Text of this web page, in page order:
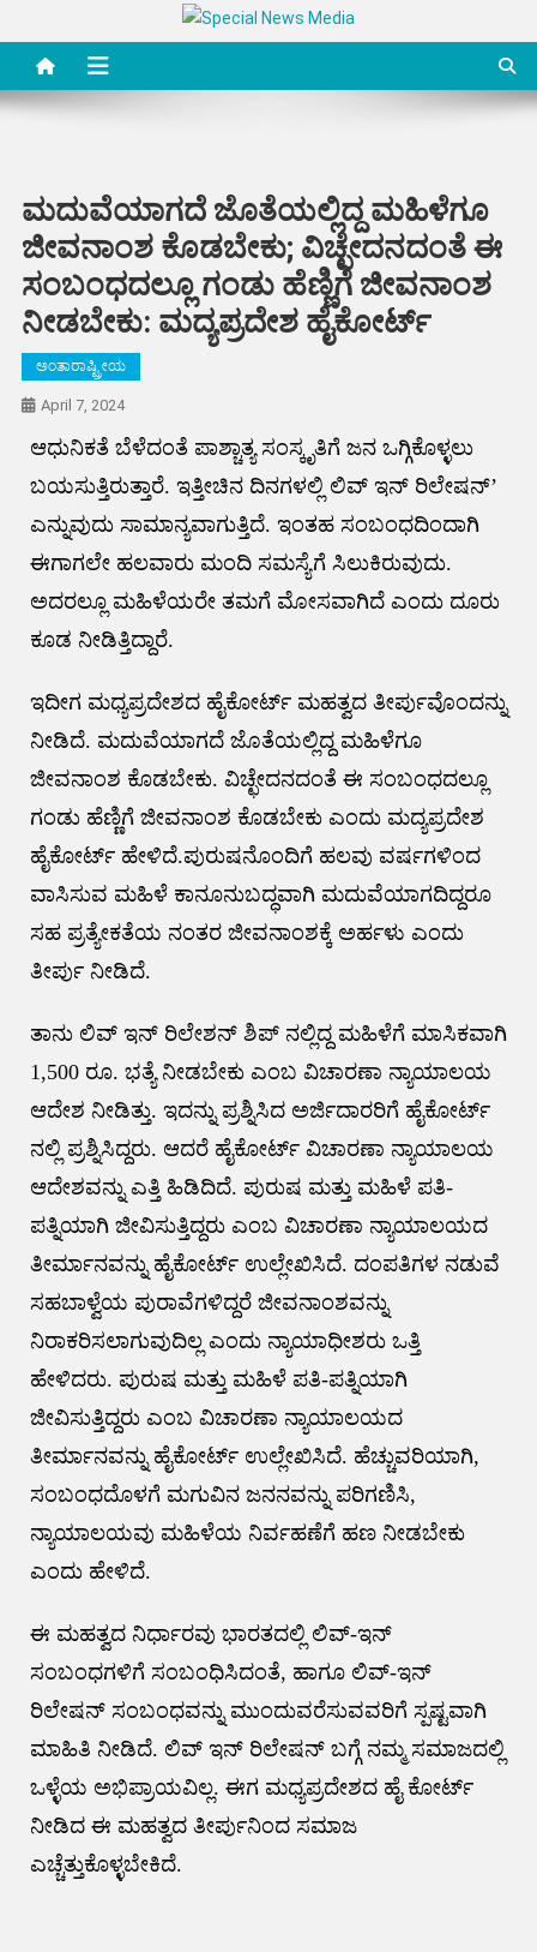
to
content
Special News Media
Special News Media
ಮದುವೆಯಾಗದೆ ಜೊತೆಯಲ್ಲಿದ್ದ ಮಹಿಳೆಗೂ
ಜೀವನಾಂಶ ಕೊಡಬೇಕು; ವಿಚ್ಛೇದನದಂತೆ ಈ
ಸಂಬಂಧದಲ್ಲೂ ಗಂಡು ಹೆಣ್ಣಿಗೆ ಜೀವನಾಂಶ
ನೀಡಬೇಕು: ಮದ್ಯಪ್ರದೇಶ ಹೈಕೋರ್ಟ್​
ಅಂತಾರಾಷ್ಟ್ರೀಯ
April 7, 2024
ಆಧುನಿಕತೆ ಬೆಳೆದಂತೆ ಪಾಶ್ಚಾತ್ಯ ಸಂಸ್ಕೃತಿಗೆ ಜನ ಒಗ್ಗಿಕೊಳ್ಳಲು
ಬಯಸುತ್ತಿರುತ್ತಾರೆ. ಇತ್ತೀಚಿನ ದಿನಗಳಲ್ಲಿ ಲಿವ್ ಇನ್ ರಿಲೇಷನ್’
ಎನ್ನುವುದು ಸಾಮಾನ್ಯವಾಗುತ್ತಿದೆ. ಇಂತಹ ಸಂಬಂಧದಿಂದಾಗಿ
ಈಗಾಗಲೇ ಹಲವಾರು ಮಂದಿ ಸಮಸ್ಯೆಗೆ ಸಿಲುಕಿರುವುದು.
ಅದರಲ್ಲೂ ಮಹಿಳೆಯರೇ ತಮಗೆ ಮೋಸವಾಗಿದೆ ಎಂದು ದೂರು
ಕೂಡ ನೀಡಿತ್ತಿದ್ದಾರೆ.
ಇದೀಗ ಮಧ್ಯಪ್ರದೇಶದ ಹೈಕೋರ್ಟ್​ ಮಹತ್ವದ ತೀರ್ಪುವೊಂದನ್ನು
ನೀಡಿದೆ. ಮದುವೆಯಾಗದೆ ಜೊತೆಯಲ್ಲಿದ್ದ ಮಹಿಳೆಗೂ
ಜೀವನಾಂಶ ಕೊಡಬೇಕು. ವಿಚ್ಛೇದನದಂತೆ ಈ ಸಂಬಂಧದಲ್ಲೂ
ಗಂಡು ಹೆಣ್ಣಿಗೆ ಜೀವನಾಂಶ ಕೊಡಬೇಕು ಎಂದು ಮದ್ಯಪ್ರದೇಶ
ಹೈಕೋರ್ಟ್​ ಹೇಳಿದೆ.ಪುರುಷನೊಂದಿಗೆ ಹಲವು ವರ್ಷಗಳಿಂದ
ವಾಸಿಸುವ ಮಹಿಳೆ ಕಾನೂನುಬದ್ಧವಾಗಿ ಮದುವೆಯಾಗದಿದ್ದರೂ
ಸಹ ಪ್ರತ್ಯೇಕತೆಯ ನಂತರ ಜೀವನಾಂಶಕ್ಕೆ ಅರ್ಹಳು ಎಂದು
ತೀರ್ಪು ನೀಡಿದೆ.
ತಾನು ಲಿವ್ ಇನ್ ರಿಲೇಶನ್ ಶಿಪ್ ನಲ್ಲಿದ್ದ ಮಹಿಳೆಗೆ ಮಾಸಿಕವಾಗಿ
1,500 ರೂ. ಭತ್ಯೆ ನೀಡಬೇಕು ಎಂಬ ವಿಚಾರಣಾ ನ್ಯಾಯಾಲಯ
ಆದೇಶ ನೀಡಿತ್ತು. ಇದನ್ನು ಪ್ರಶ್ನಿಸಿದ ಅರ್ಜಿದಾರರಿಗೆ ಹೈಕೋರ್ಟ್​
ನಲ್ಲಿ ಪ್ರಶ್ನಿಸಿದ್ದರು. ಆದರೆ ಹೈಕೋರ್ಟ್​ ವಿಚಾರಣಾ ನ್ಯಾಯಾಲಯ
ಆದೇಶವನ್ನು ಎತ್ತಿ ಹಿಡಿದಿದೆ. ಪುರುಷ ಮತ್ತು ಮಹಿಳೆ ಪತಿ-
ಪತ್ನಿಯಾಗಿ ಜೀವಿಸುತ್ತಿದ್ದರು ಎಂಬ ವಿಚಾರಣಾ ನ್ಯಾಯಾಲಯದ
ತೀರ್ಮಾನವನ್ನು ಹೈಕೋರ್ಟ್ ಉಲ್ಲೇಖಿಸಿದೆ. ದಂಪತಿಗಳ ನಡುವೆ
ಸಹಬಾಳ್ವೆಯ ಪುರಾವೆಗಳಿದ್ದರೆ ಜೀವನಾಂಶವನ್ನು
ನಿರಾಕರಿಸಲಾಗುವುದಿಲ್ಲ ಎಂದು ನ್ಯಾಯಾಧೀಶರು ಒತ್ತಿ
ಹೇಳಿದರು. ಪುರುಷ ಮತ್ತು ಮಹಿಳೆ ಪತಿ-ಪತ್ನಿಯಾಗಿ
ಜೀವಿಸುತ್ತಿದ್ದರು ಎಂಬ ವಿಚಾರಣಾ ನ್ಯಾಯಾಲಯದ
ತೀರ್ಮಾನವನ್ನು ಹೈಕೋರ್ಟ್ ಉಲ್ಲೇಖಿಸಿದೆ. ಹೆಚ್ಚುವರಿಯಾಗಿ,
ಸಂಬಂಧದೊಳಗೆ ಮಗುವಿನ ಜನನವನ್ನು ಪರಿಗಣಿಸಿ,
ನ್ಯಾಯಾಲಯವು ಮಹಿಳೆಯ ನಿರ್ವಹಣೆಗೆ ಹಣ ನೀಡಬೇಕು
ಎಂದು ಹೇಳಿದೆ.
ಈ ಮಹತ್ವದ ನಿರ್ಧಾರವು ಭಾರತದಲ್ಲಿ ಲಿವ್-ಇನ್
ಸಂಬಂಧಗಳಿಗೆ ಸಂಬಂಧಿಸಿದಂತೆ, ಹಾಗೂ ಲಿವ್-ಇನ್​
ರಿಲೇಷನ್​ ಸಂಬಂಧವನ್ನು ಮುಂದುವರೆಸುವವರಿಗೆ ಸ್ಪಷ್ಟವಾಗಿ
ಮಾಹಿತಿ ನೀಡಿದೆ. ಲಿವ್ ಇನ್ ರಿಲೇಷನ್ ಬಗ್ಗೆ ನಮ್ಮ ಸಮಾಜದಲ್ಲಿ
ಒಳ್ಳೆಯ ಅಭಿಪ್ರಾಯವಿಲ್ಲ. ಈಗ ಮಧ್ಯಪ್ರದೇಶದ ಹೈ ಕೋರ್ಟ್​
ನೀಡಿದ ಈ ಮಹತ್ವದ ತೀರ್ಪುನಿಂದ ಸಮಾಜ
ಎಚ್ಚೆತ್ತುಕೊಳ್ಳಬೇಕಿದೆ.